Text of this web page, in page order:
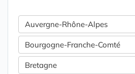
Auvergne-Rhône-Alpes
Bourgogne-Franche-Comté
Bretagne